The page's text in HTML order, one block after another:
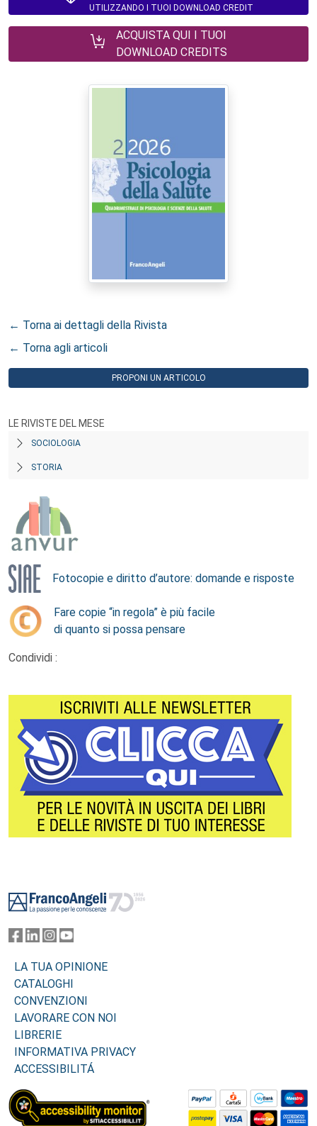
UTILIZZANDO I TUOI DOWNLOAD CREDIT
ACQUISTA QUI I TUOI
DOWNLOAD CREDITS
← Torna ai dettagli della Rivista
← Torna agli articoli
PROPONI UN ARTICOLO
LE RIVISTE DEL MESE
SOCIOLOGIA
STORIA
Fotocopie e diritto d’autore: domande e risposte
Fare copie “in regola” è più facile
di quanto si possa pensare
Condividi :
LA TUA OPINIONE
CATALOGHI
CONVENZIONI
LAVORARE CON NOI
LIBRERIE
INFORMATIVA PRIVACY
ACCESSIBILITÁ